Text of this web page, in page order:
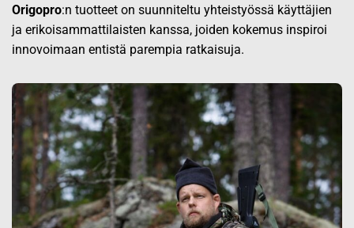
Origopro:n tuotteet on suunniteltu yhteistyössä käyttäjien
ja erikoisammattilaisten kanssa, joiden kokemus inspiroi
innovoimaan entistä parempia ratkaisuja.